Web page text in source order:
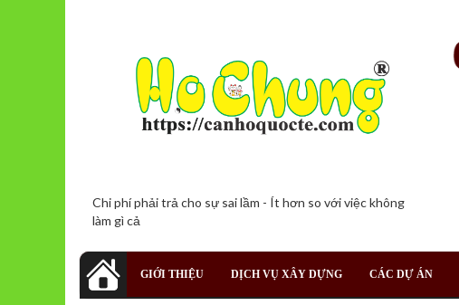
Chi phí phải trả cho sự sai lầm - Ít hơn so với việc không
làm gì cả
GIỚI THIỆU DỊCH VỤ XÂY DỰNG CÁC DỰ ÁN